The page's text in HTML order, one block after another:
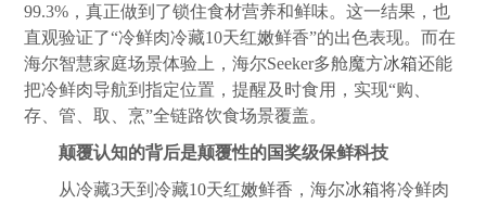
99.3%，真正做到了锁住食材营养和鲜味。这一结果，也
直观验证了“冷鲜肉冷藏10天红嫩鲜香”的出色表现。而在
海尔智慧家庭场景体验上，海尔Seeker多舱魔方冰箱还能
把冷鲜肉导航到指定位置，提醒及时食用，实现“购、
存、管、取、烹”全链路饮食场景覆盖。
颠覆认知的背后是颠覆性的国奖级保鲜科技
从冷藏3天到冷藏10天红嫩鲜香，海尔冰箱将冷鲜肉